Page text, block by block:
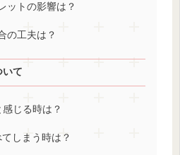
ットの影響は？
の工夫は？
いて
じる時は？
しまう時は？